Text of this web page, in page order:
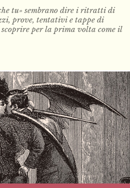
tu» sembrano dire i ritratti di
prove, tentativi e tappe di
per la prima volta come il